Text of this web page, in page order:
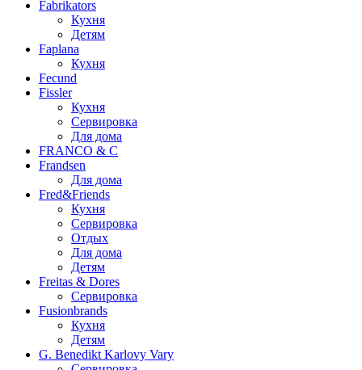
Fabrikators
Кухня
Детям
Faplana
Кухня
Fecund
Fissler
Кухня
Сервировка
Для дома
FRANCO & C
Frandsen
Для дома
Fred&Friends
Кухня
Сервировка
Отдых
Для дома
Детям
Freitas & Dores
Сервировка
Fusionbrands
Кухня
Детям
G. Benedikt Karlovy Vary